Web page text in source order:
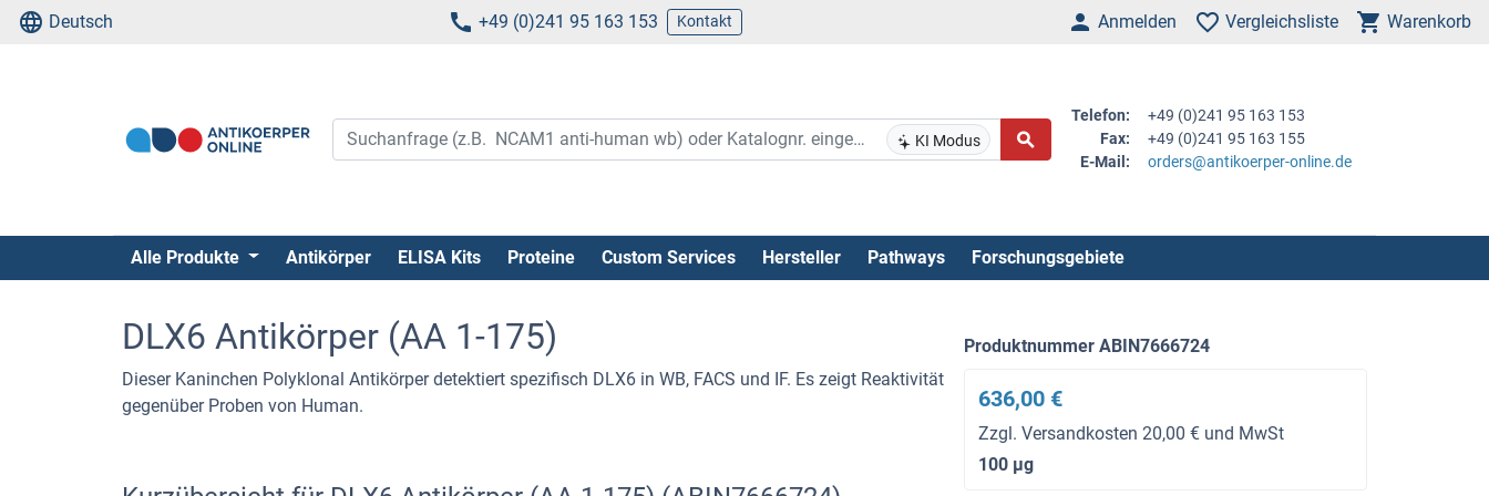
Deutsch +49 (0)241 95 163 153 Kontakt Anmelden Vergleichsliste Warenkorb
KI Modus
Telefon:
+49 (0)241 95 163 153
Fax:
+49 (0)241 95 163 155
E-Mail:
orders@antikoerper-online.de
Alle Produkte Antikörper ELISA Kits Proteine Custom Services Hersteller Pathways Forschungsgebiete
DLX6 Antikörper (AA 1-175)
Dieser Kaninchen Polyklonal Antikörper detektiert spezifisch DLX6 in WB, FACS und IF. Es zeigt Reaktivität
gegenüber Proben von Human.
Produktnummer ABIN7666724
636,00 €
Zzgl. Versandkosten 20,00 € und MwSt
100 μg